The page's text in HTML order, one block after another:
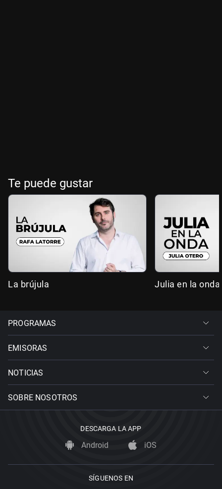
Te puede gustar
La brújula Julia en la onda
PROGRAMAS
EMISORAS
NOTICIAS
SOBRE NOSOTROS
DESCARGA LA APP
Android iOS
SÍGUENOS EN